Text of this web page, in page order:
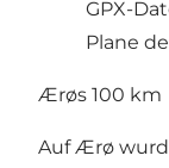
GPX-
Plane
Ærøs 100 km
Auf Ærø